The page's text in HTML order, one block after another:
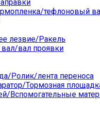
тефлоновый
лезвие/Ракель
вал проявки
Ролик/лента переноса
Тормозная
Вспомогательные